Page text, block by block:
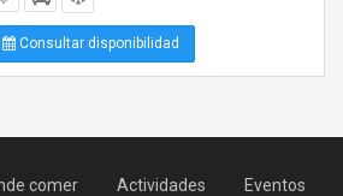
Consultar disponibilidad
comer Actividades Eventos